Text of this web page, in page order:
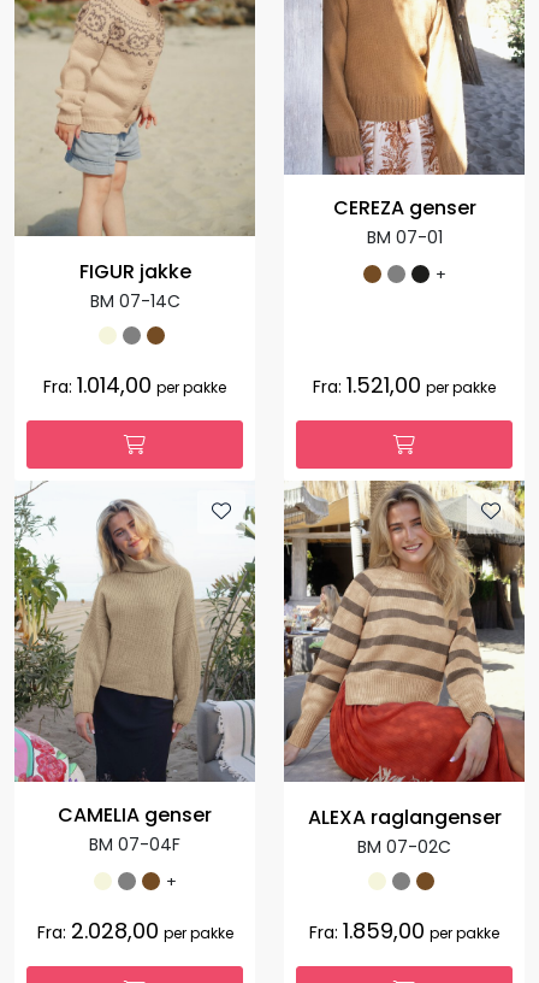
FIGUR jakke
BM 07-14C
Fra: 1.014,00 per pakke
CEREZA genser
BM 07-01
+
Fra: 1.521,00 per pakke
CAMELIA genser
BM 07-04F
+
Fra: 2.028,00 per pakke
ALEXA raglangenser
BM 07-02C
Fra: 1.859,00 per pakke